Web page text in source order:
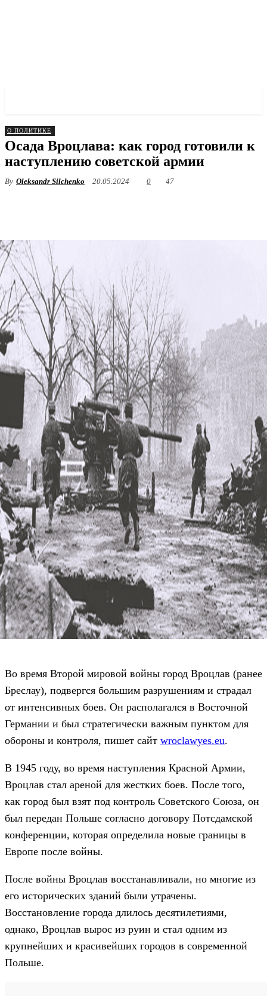
О ПОЛИТИКЕ
Осада Вроцлава: как город готовили к
наступлению советской армии
By Oleksandr Silchenko 20.05.2024 0 47
Во время Второй мировой войны город Вроцлав (ранее
Бреслау), подвергся большим разрушениям и страдал
от интенсивных боев. Он располагался в Восточной
Германии и был стратегически важным пунктом для
обороны и контроля, пишет сайт wroclawyes.eu.
В 1945 году, во время наступления Красной Армии,
Вроцлав стал ареной для жестких боев. После того,
как город был взят под контроль Советского Союза, он
был передан Польше согласно договору Потсдамской
конференции, которая определила новые границы в
Европе после войны.
После войны Вроцлав восстанавливали, но многие из
его исторических зданий были утрачены.
Восстановление города длилось десятилетиями,
однако, Вроцлав вырос из руин и стал одним из
крупнейших и красивейших городов в современной
Польше.